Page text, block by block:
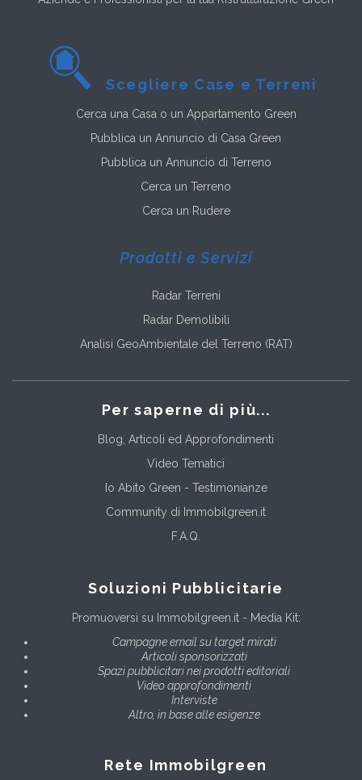
Scegliere Case e Terreni
Cerca una Casa o un Appartamento Green
Pubblica un Annuncio di Casa Green
Pubblica un Annuncio di Terreno
Cerca un Terreno
Cerca un Rudere
Prodotti e Servizi
Radar Terreni
Radar Demolibili
Analisi GeoAmbientale del Terreno (RAT)
Per saperne di più...
Blog, Articoli ed Approfondimenti
Video Tematici
Io Abito Green - Testimonianze
Community di Immobilgreen.it
F.A.Q.
Soluzioni Pubblicitarie
Promuoversi su Immobilgreen.it - Media Kit:
Campagne email su target mirati
Articoli sponsorizzati
Spazi pubblicitari nei prodotti editoriali
Video approfondimenti
Interviste
Altro, in base alle esigenze
Rete Immobilgreen